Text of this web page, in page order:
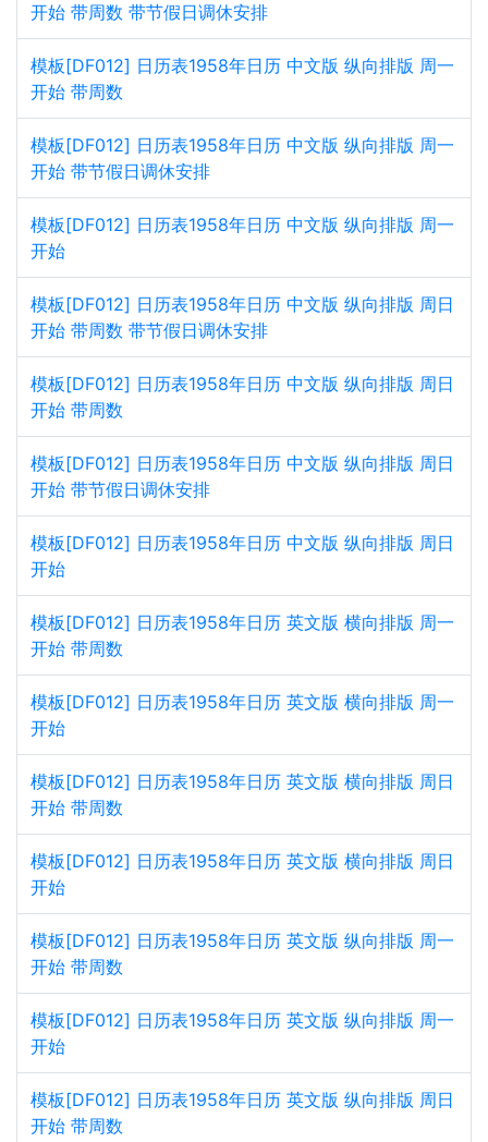
开始 带周数 带节假日调休安排
模板[DF012] 日历表1958年日历 中文版 纵向排版 周一
开始 带周数
模板[DF012] 日历表1958年日历 中文版 纵向排版 周一
开始 带节假日调休安排
模板[DF012] 日历表1958年日历 中文版 纵向排版 周一
开始
模板[DF012] 日历表1958年日历 中文版 纵向排版 周日
开始 带周数 带节假日调休安排
模板[DF012] 日历表1958年日历 中文版 纵向排版 周日
开始 带周数
模板[DF012] 日历表1958年日历 中文版 纵向排版 周日
开始 带节假日调休安排
模板[DF012] 日历表1958年日历 中文版 纵向排版 周日
开始
模板[DF012] 日历表1958年日历 英文版 横向排版 周一
开始 带周数
模板[DF012] 日历表1958年日历 英文版 横向排版 周一
开始
模板[DF012] 日历表1958年日历 英文版 横向排版 周日
开始 带周数
模板[DF012] 日历表1958年日历 英文版 横向排版 周日
开始
模板[DF012] 日历表1958年日历 英文版 纵向排版 周一
开始 带周数
模板[DF012] 日历表1958年日历 英文版 纵向排版 周一
开始
模板[DF012] 日历表1958年日历 英文版 纵向排版 周日
开始 带周数